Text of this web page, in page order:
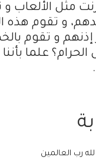
مثل
و تقوم هذه
إذنهم و تقوم
الحرام؟ علما
رب العالمين